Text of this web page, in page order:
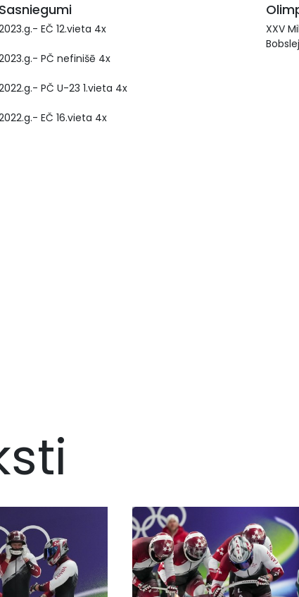
Sasniegumi
EČ 12.vieta 4x
PČ nefinišē 4x
PČ U-23 1.vieta 4x
EČ 16.vieta 4x
XXV